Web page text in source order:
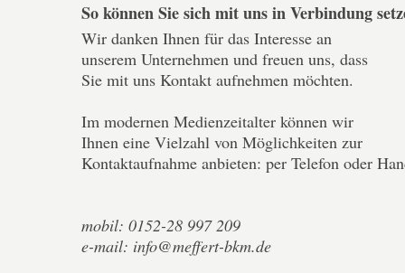
So können Sie sich mit uns in Verbindung
Wir danken Ihnen für das Interesse an
unserem Unternehmen und freuen uns, dass
Sie mit uns Kontakt aufnehmen möchten.
Im modernen Medienzeitalter können wir
Ihnen eine Vielzahl von Möglichkeiten zur
Kontaktaufnahme anbieten: per Telefon oder
mobil: 0152-28 997 209
e-mail: info@meffert-bkm.de